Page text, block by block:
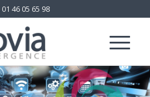
01 46 05 65 98